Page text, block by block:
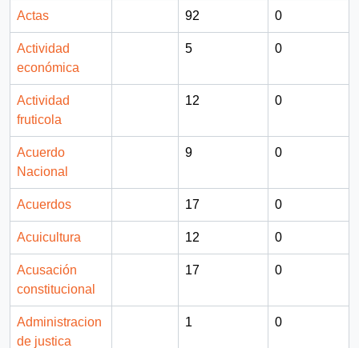
Actas 92 0
Actividad
económica
5 0
Actividad
fruticola
12 0
Acuerdo
Nacional
9 0
Acuerdos 17 0
Acuicultura 12 0
Acusación
constitucional
17 0
Administracion
de justica
1 0